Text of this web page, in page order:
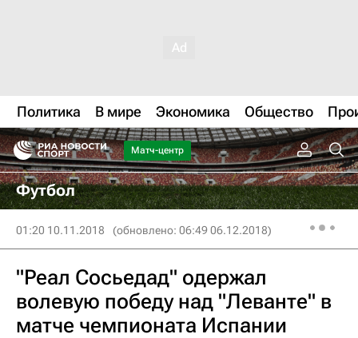
Политика В мире Экономика Общество
Матч-центр
Футбол
01:20 10.11.2018 (обновлено: 06:49 06.12.2018)
"Реал Сосьедад" одержал
волевую победу над "Леванте" в
матче чемпионата Испании